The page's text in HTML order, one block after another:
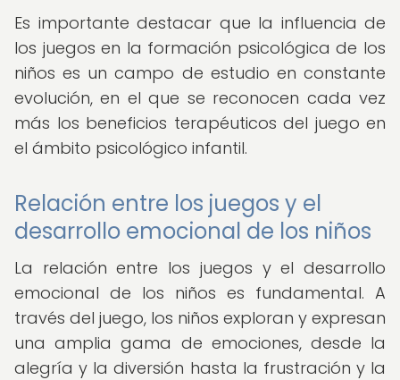
Es importante destacar que la influencia de
los juegos en la formación psicológica de los
niños es un campo de estudio en constante
evolución, en el que se reconocen cada vez
más los beneficios terapéuticos del juego en
el ámbito psicológico infantil.
Relación entre los juegos y el
desarrollo emocional de los niños
La relación entre los juegos y el desarrollo
emocional de los niños es fundamental. A
través del juego, los niños exploran y expresan
una amplia gama de emociones, desde la
alegría y la diversión hasta la frustración y la